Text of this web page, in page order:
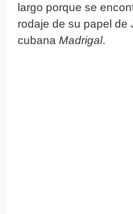
largo porque se
rodaje de su papel de
cubana Madrigal.